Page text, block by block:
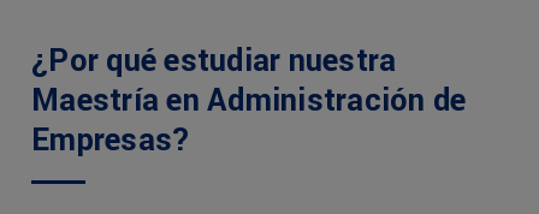
¿Por qué estudiar nuestra
Maestría en Administración de
Empresas?